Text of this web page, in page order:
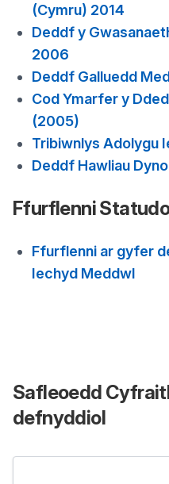
(Cymru) 2014
Deddf y
2006
Deddf Galluedd
Cod Ymarfer y
(2005)
Tribiwnlys Adolygu
Deddf Hawliau
Ffurflenni
Ffurflenni ar gyfer
Iechyd Meddwl
Safleoedd
defnyddiol